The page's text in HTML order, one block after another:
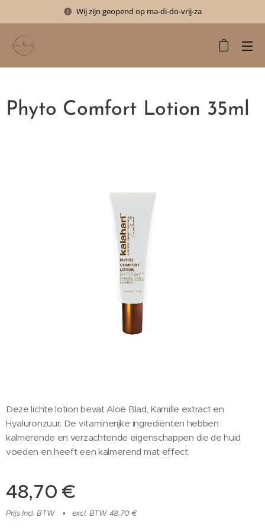
Wij zijn geopend op ma-di-do-vrij-za
Phyto Comfort Lotion 35ml
Deze lichte lotion bevat Aloë Blad, Kamille extract en
Hyaluronzuur. De vitaminerijke ingrediënten hebben
kalmerende en verzachtende eigenschappen die de huid
voeden en heeft een kalmerend mat effect.
48,70 €
Prijs Incl. BTW excl. BTW 48,70 €